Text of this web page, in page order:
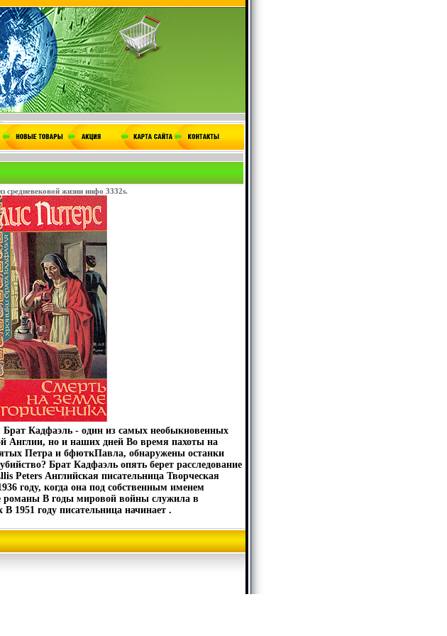
средневековой жизни инфо 3332s.
Кадфаэль - один из самых необыкновенных
Англии, но и наших дней Во время пахоты на
Петра и бфюткПавла, обнаружены останки
Брат Кадфаэль опять берет расследование
Peters Английская писательница Творческая
году, когда она под собственным именем
романы В годы мировой войны служила в
1951 году писательница начинает .